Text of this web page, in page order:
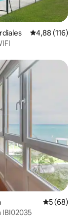
Évaluation
4,88 (116)
5 (68)